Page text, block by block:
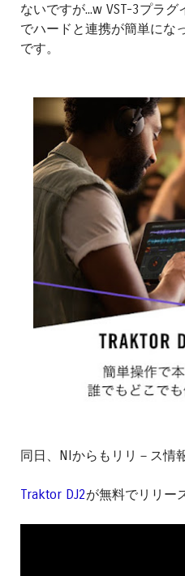
ないですが...w VST-3プラ
でハードと連携が簡単にな
です。
同日、NIからもリリ－ス情
Traktor DJ2が無料でリリー